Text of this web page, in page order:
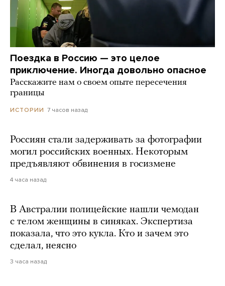
Поездка в Россию — это целое
приключение. Иногда довольно опасное
Расскажите нам о своем опыте пересечения
границы
ИСТОРИИ 7 часов назад
Россиян стали задерживать за фотографии
могил российских военных. Некоторым
предъявляют обвинения в госизмене
4 часа назад
В Австралии полицейские нашли чемодан
с телом женщины в синяках. Экспертиза
показала, что это кукла. Кто и зачем это
сделал, неясно
3 часа назад